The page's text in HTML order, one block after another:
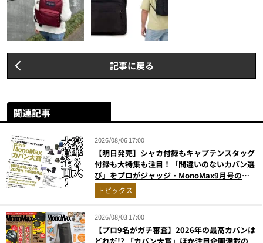
記事に戻る
関連記事
2026/08/06 17:00
【明日発売】シャカ付録もキャプテンスタッグ
付録も大特集も注目！「間違いのないカバン選
び」をプロがジャッジ・MonoMax9月号の目
次を公開
トピックス
2026/08/03 17:00
【プロ9名がガチ審査】2026年の最高カバンは